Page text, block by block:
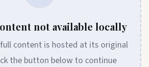
not available locally
content is hosted at its original
the button below to continue